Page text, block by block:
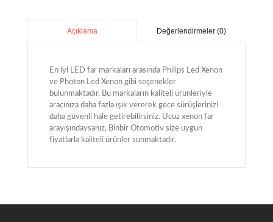
Açıklama Değerlendirmeler (0)
En iyi LED far markaları arasında Philips Led Xenon
ve Photon Led Xenon gibi seçenekler
bulunmaktadır. Bu markaların kaliteli ürünleriyle
aracınıza daha fazla ışık vererek gece sürüşlerinizi
daha güvenli hale getirebilirsiniz. Ucuz xenon far
arayışındaysanız, Binbir Otomotiv size uygun
fiyatlarla kaliteli ürünler sunmaktadır.